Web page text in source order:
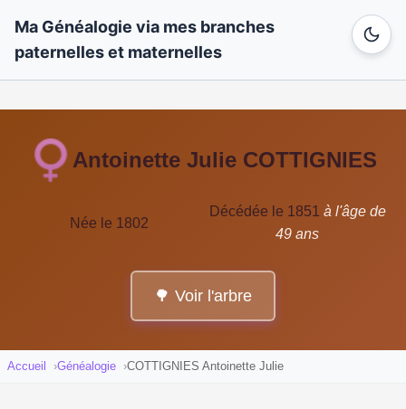
Ma Généalogie via mes branches
paternelles et maternelles
Antoinette Julie COTTIGNIES
Née le 1802
Décédée le 1851 à l'âge de
49 ans
🌳 Voir l'arbre
Accueil Généalogie COTTIGNIES Antoinette Julie